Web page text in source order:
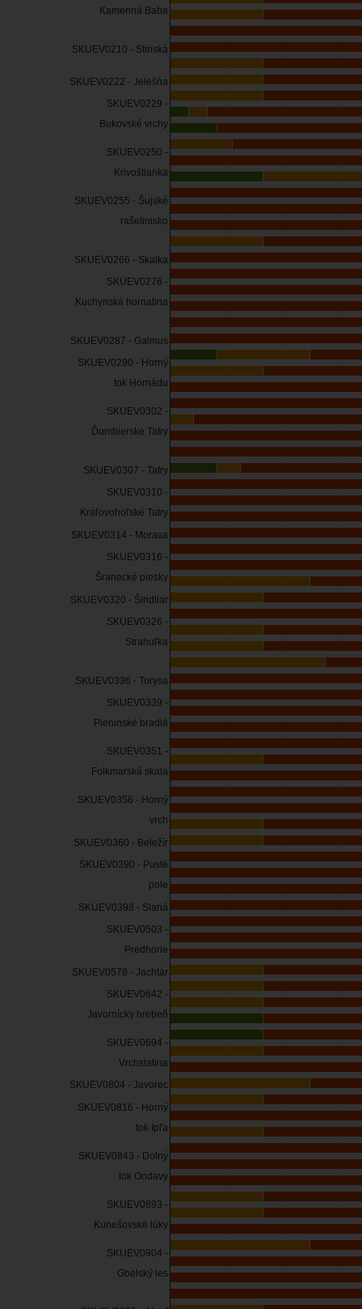
Kamenná Baba
SKUEV0210 - Stinská
SKUEV0222 - Jelešňa
SKUEV0229 -
Bukovské vrchy
SKUEV0250 -
Krivoštianka
SKUEV0255 - Šujské
rašelinisko
SKUEV0266 - Skalka
SKUEV0276 -
Kuchynská hornatina
SKUEV0287 - Galmus
SKUEV0290 - Horný
tok Hornádu
SKUEV0302 -
Ďumbierske Tatry
SKUEV0307 - Tatry
SKUEV0310 -
Kráľovohoľské Tatry
SKUEV0314 - Morava
SKUEV0316 -
Šranecké piesky
SKUEV0320 - Šindliar
SKUEV0326 -
Strahuľka
SKUEV0336 - Torysa
SKUEV0339 -
Pieninské bradlá
SKUEV0351 -
Folkmarská skala
SKUEV0356 - Horný
vrch
SKUEV0360 - Beležír
SKUEV0390 - Pusté
pole
SKUEV0398 - Slaná
SKUEV0503 -
Predhorie
SKUEV0578 - Jachtár
SKUEV0642 -
Javornícky hrebeň
SKUEV0694 -
Vrchslatina
SKUEV0804 - Javorec
SKUEV0816 - Horný
tok Ipľa
SKUEV0843 - Dolný
tok Ondavy
SKUEV0893 -
Kunešovské lúky
SKUEV0904 -
Gbelský les